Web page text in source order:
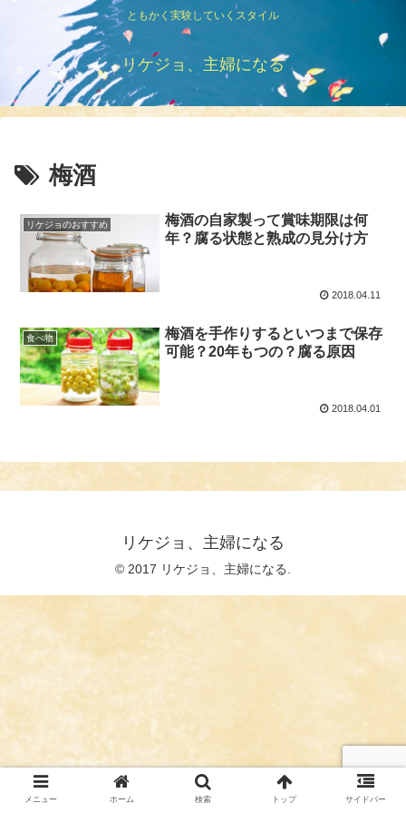
ともかく実験していくスタイル
リケジョ、主婦になる
梅酒
リケジョのおすすめ
梅酒の自家製って賞味期限は何
年？腐る状態と熟成の見分け方
2018.04.11
食べ物
梅酒を手作りするといつまで保存
可能？20年もつの？腐る原因
2018.04.01
リケジョ、主婦になる
© 2017 リケジョ、主婦になる.
メニュー ホーム 検索 トップ サイドバー